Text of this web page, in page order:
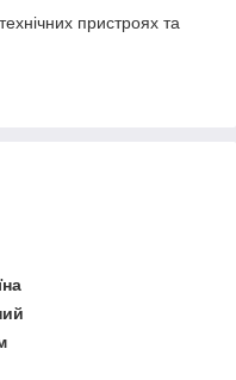
пристроях та